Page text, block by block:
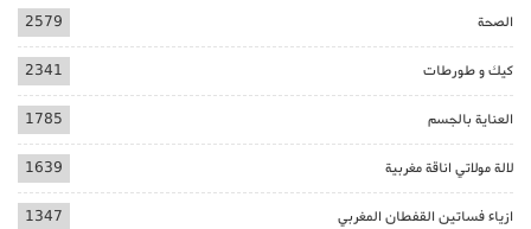
الصحة 2579
كيك و طورطات 2341
العناية بالجسم 1785
لالة مولاتي اناقة مغربية 1639
ازياء فساتين القفطان المغربي 1347